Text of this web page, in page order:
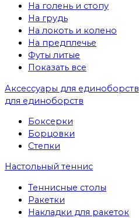
На голень и стопу
На грудь
На локоть и колено
На предплечье
Футы литые
Показать все
Аксессуары для единоборств
для единоборств
Боксерки
Борцовки
Степки
Настольный теннис
Теннисные столы
Ракетки
Накладки для ракеток